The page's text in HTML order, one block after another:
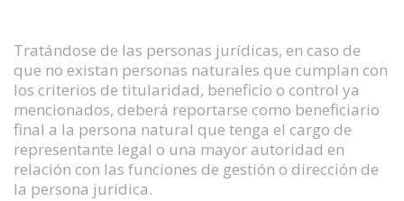
Tratándose de las personas jurídicas, en caso de
que no existan personas naturales que cumplan con
los criterios de titularidad, beneficio o control ya
mencionados, deberá reportarse como beneficiario
final a la persona natural que tenga el cargo de
representante legal o una mayor autoridad en
relación con las funciones de gestión o dirección de
la persona jurídica.